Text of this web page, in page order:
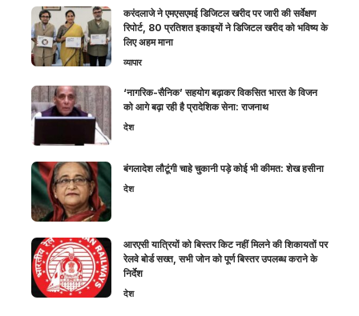
करंदलाजे ने एमएसएमई डिजिटल खरीद पर जारी की सर्वेक्षण
रिपोर्ट, 80 प्रतिशत इकाइयों ने डिजिटल खरीद को भविष्य के
लिए अहम माना
व्यापार
‘नागरिक-सैनिक’ सहयोग बढ़ाकर विकसित भारत के विजन
को आगे बढ़ा रही है प्रादेशिक सेना: राजनाथ
देश
बंगलादेश लौटूंगी चाहे चुकानी पड़े कोई भी कीमत: शेख हसीना
देश
आरएसी यात्रियों को बिस्तर किट नहीं मिलने की शिकायतों पर
रेलवे बोर्ड सख्त, सभी जोन को पूर्ण बिस्तर उपलब्ध कराने के
निर्देश
देश